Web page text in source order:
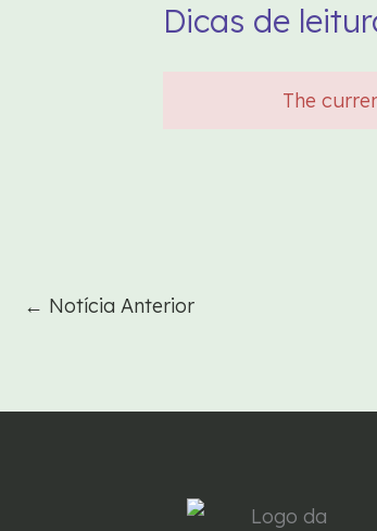
Dicas de
The
← Notícia Anterior